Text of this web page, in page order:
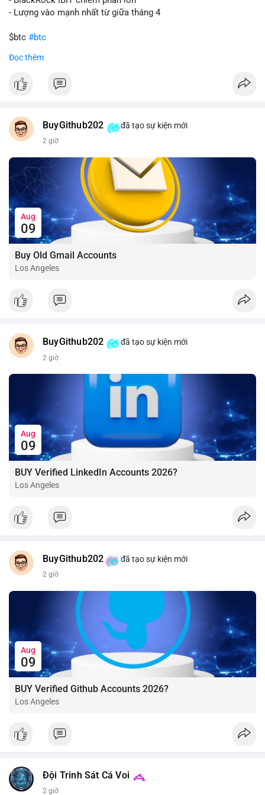
- Lượng vào mạnh nhất từ giữa tháng 4
$btc #btc
#vlikevn
📰 Nguồn: CoinDesk
Đọc thêm
BuyGithub202 đã tạo sự kiện mới
2 giờ
Aug
09
Buy Old Gmail Accounts
Los Angeles
BuyGithub202 đã tạo sự kiện mới
2 giờ
Aug
09
BUY Verified LinkedIn Accounts 2026?
Los Angeles
BuyGithub202 đã tạo sự kiện mới
2 giờ
Aug
09
BUY Verified Github Accounts 2026?
Los Angeles
Đội Trinh Sát Cá Voi
2 giờ